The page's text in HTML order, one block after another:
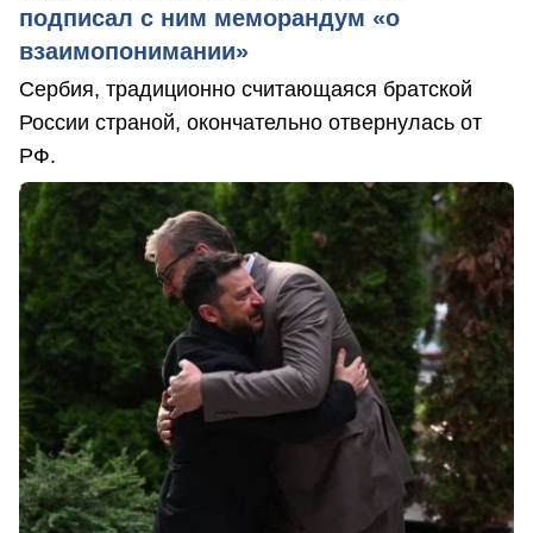
подписал с ним меморандум «о
взаимопонимании»
Сербия, традиционно считающаяся братской
России страной, окончательно отвернулась от
РФ.